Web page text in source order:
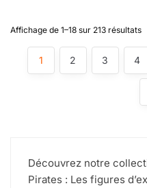
Affichage de 1–18 sur 213 résultats
1 2 3 4
Découvrez notre
Pirates : Les figures